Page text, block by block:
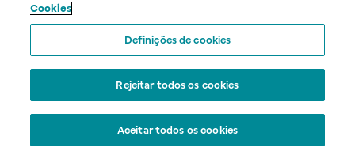
Cookies
Definições de cookies
Rejeitar todos os cookies
Aceitar todos os cookies